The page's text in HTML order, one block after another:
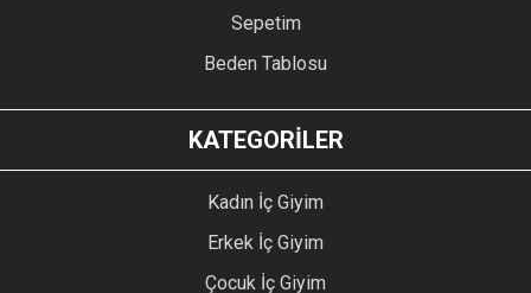
Sepetim
Beden Tablosu
KATEGORİLER
Kadın İç Giyim
Erkek İç Giyim
Çocuk İç Giyim